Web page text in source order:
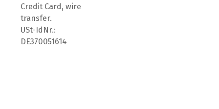
Credit Card, wire
transfer.
USt-IdNr.:
DE370051614